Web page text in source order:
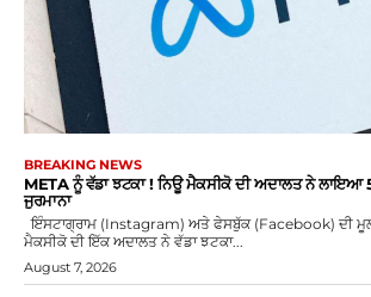
BREAKING NEWS
META ਨੂੰ ਵੱਡਾ ਝਟਕਾ ! ਨਿਊ ਮੈਕਸੀਕੋ ਦੀ ਅਦਾਲਤ ਨੇ ਲਾਇਆ
ਜੁਰਮਾਨਾ
ਇੰਸਟਾਗ੍ਰਾਮ (Instagram) ਅਤੇ ਫੇਸਬੁੱਕ (Facebook) ਦੀ
ਮੈਕਸੀਕੋ ਦੀ ਇੱਕ ਅਦਾਲਤ ਨੇ ਵੱਡਾ ਝਟਕਾ...
August 7, 2026